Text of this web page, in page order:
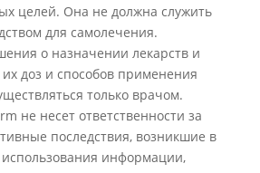
целей. Она не должна служить
для самолечения.
о назначении лекарств и
доз и способов применения
только врачом.
не несет ответственности за
последствия, возникшие в
использования информации,